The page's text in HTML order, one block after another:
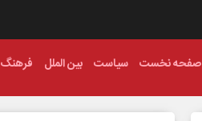
صفحه نخست سیاست بین الملل فرهنگ